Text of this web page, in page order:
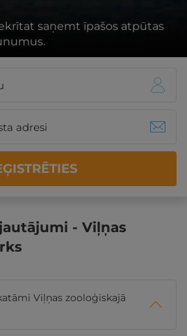
saņemt īpašos atpūtas
- Viļņas
Viļņas zooloģiskajā